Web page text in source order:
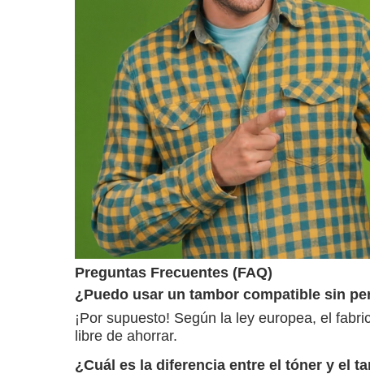
Preguntas Frecuentes (FAQ)
¿Puedo usar un tambor compatible sin
¡Por supuesto! Según la ley europea, el
libre de ahorrar.
¿Cuál es la diferencia entre el tóner y el